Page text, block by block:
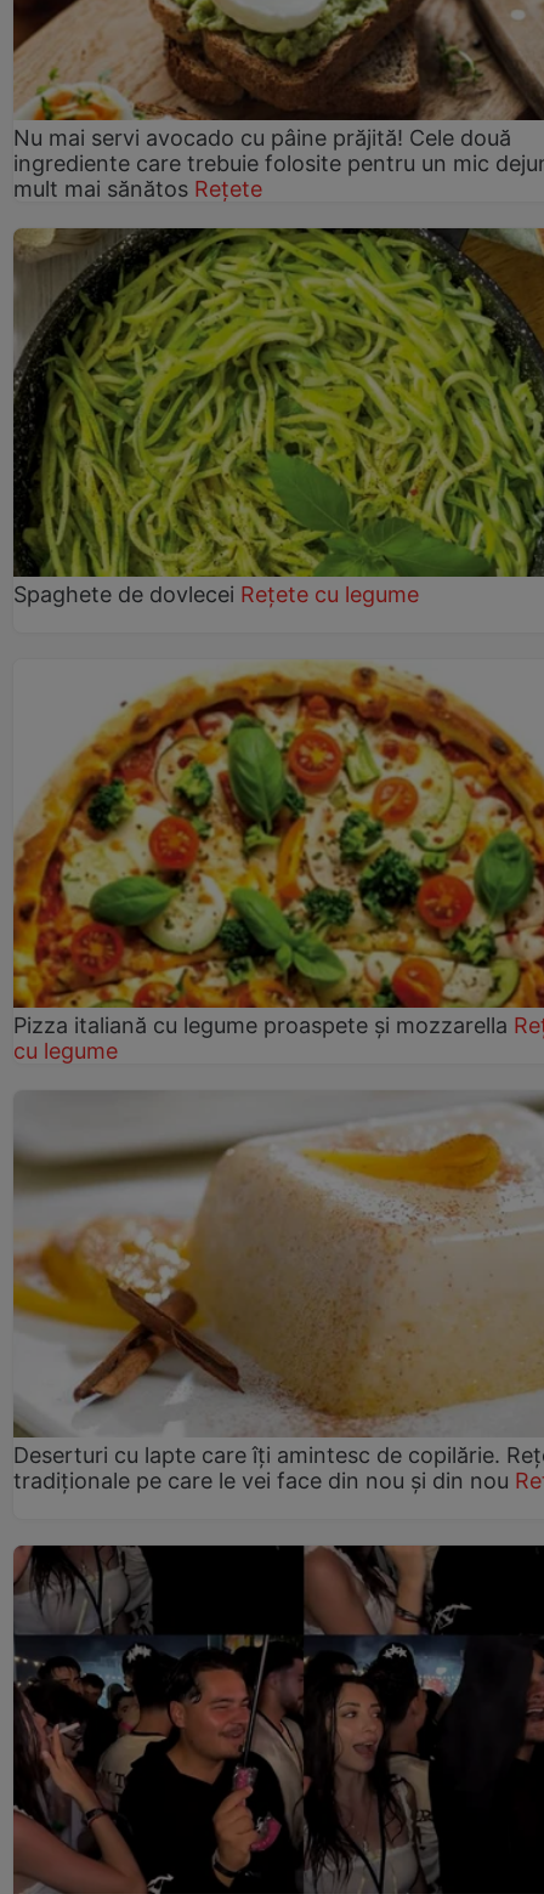
Nu mai servi avocado cu pâine prăjită! Cele două
ingrediente care trebuie folosite pentru un mic
mult mai sănătos Rețete
Spaghete de dovlecei Rețete cu legume
Pizza italiană cu legume proaspete și mozzarella
cu legume
Deserturi cu lapte care îți amintesc de copilărie.
tradiționale pe care le vei face din nou și din nou